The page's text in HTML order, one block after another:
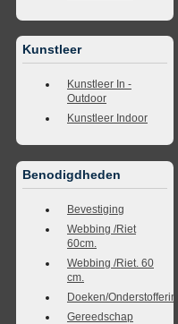
Kunstleer
Kunstleer In -
Outdoor
Kunstleer Indoor
Benodigdheden
Bevestiging
Webbing /Riet
60cm.
Webbing /Riet. 60
cm.
Doeken/Onderstoffering
Gereedschap